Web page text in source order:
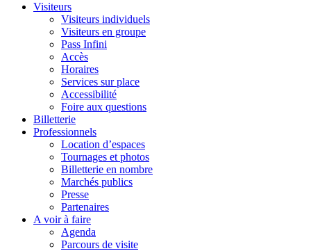
Visiteurs
Visiteurs individuels
Visiteurs en groupe
Pass Infini
Accès
Horaires
Services sur place
Accessibilité
Foire aux questions
Billetterie
Professionnels
Location d’espaces
Tournages et photos
Billetterie en nombre
Marchés publics
Presse
Partenaires
A voir à faire
Agenda
Parcours de visite